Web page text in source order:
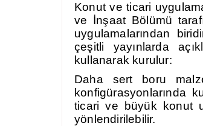
Konut ve ticari
ve İnşaat Bölümü
uygulamalarından
çeşitli yayınlarda
kullanarak kurulur:
Daha sert boru
konfigürasyonlarında
ticari ve büyük konut
yönlendirilebilir.